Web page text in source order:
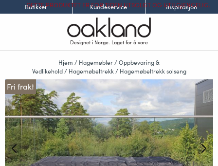
Butikker Kundeservice Inspirasjon
Designet i Norge. Laget for å vare
Hjem / Hagemøbler /Oppbevaring &
Vedlikehold/ Hagemøbeltrekk / Hagemøbeltrekk solseng
Fri frakt
DETTE PRODUKTET ER FOR TIDEN UTSOLGT OG UTILGJENGELIG.